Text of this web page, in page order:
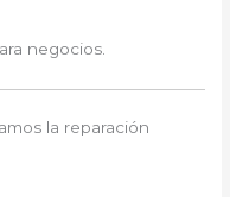
negocios.
la reparación